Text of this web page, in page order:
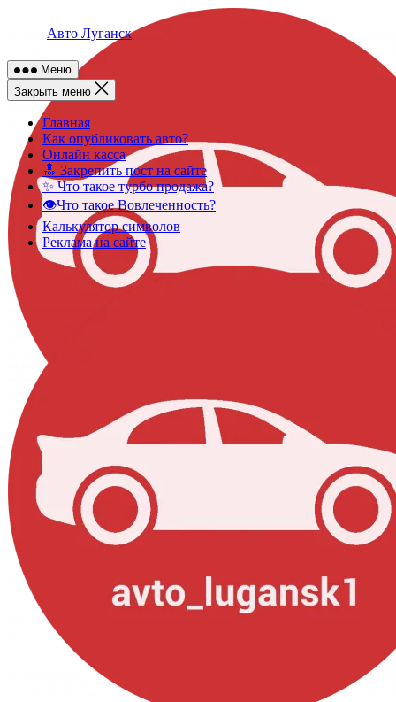
Авто Луганск
Меню
Закрыть меню
Главная
Как опубликовать авто?
Онлайн касса
🔝 Закрепить пост на сайте
✨ Что такое турбо продажа?
👁️Что такое Вовлеченность?
Калькулятор символов
Реклама на сайте